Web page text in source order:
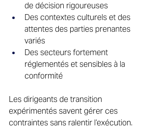
de décision rigoureuses
Des contextes culturels et des
attentes des parties prenantes
variés
Des secteurs fortement
réglementés et sensibles à la
conformité
Les dirigeants de transition
expérimentés savent gérer ces
contraintes sans ralentir l’exécution.